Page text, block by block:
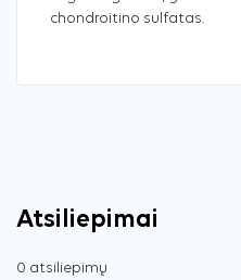
chondroitino sulfatas.
Atsiliepimai
0 atsiliepimų